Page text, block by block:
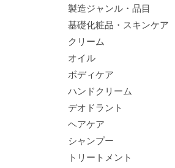
製造ジャンル・品目
基礎化粧品・スキンケア
クリーム
オイル
ボディケア
ハンドクリーム
デオドラント
ヘアケア
シャンプー
トリートメント